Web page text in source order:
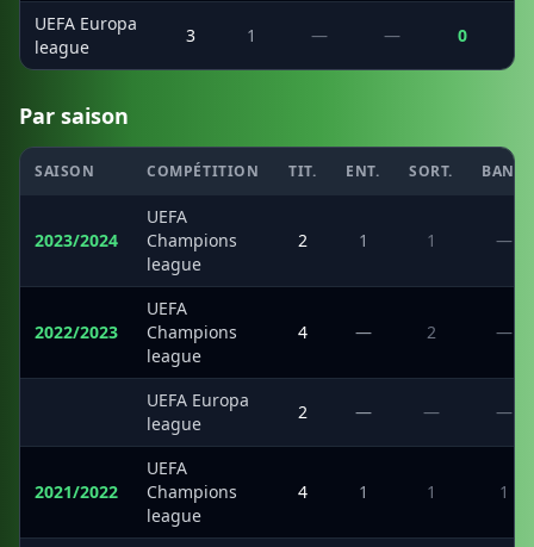
UEFA Europa
league
3 1 — — 0
Par saison
SAISON COMPÉTITION TIT. ENT. SORT. BANC
2023/2024
UEFA
Champions
league
2 1 1 —
2022/2023
UEFA
Champions
league
4 — 2 —
UEFA Europa
league
2 — — —
2021/2022
UEFA
Champions
league
4 1 1 1